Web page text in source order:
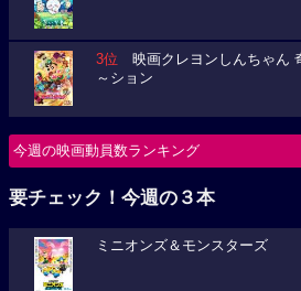
3位 映画クレヨンしんちゃん
～ション
今週の映画動員数ランキング
要チェック！今週の３本
ミニオンズ＆モンスターズ